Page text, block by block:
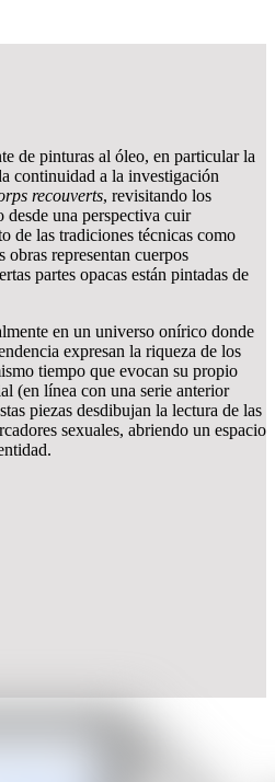
de pinturas al óleo, en particular la
continuidad a la investigación
recouverts, revisitando los
una perspectiva cuir
de las tradiciones técnicas como
representan cuerpos
partes opacas están pintadas de
en un universo onírico donde
expresan la riqueza de los
tiempo que evocan su propio
(en línea con una serie anterior
piezas desdibujan la lectura de las
sexuales, abriendo un espacio